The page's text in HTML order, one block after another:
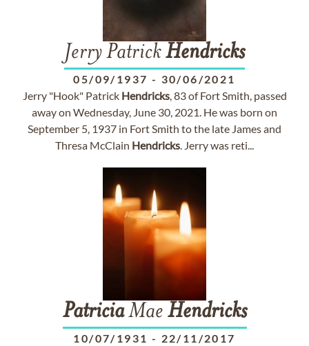
Jerry PatrickHendricks
05/09/1937 - 30/06/2021
Jerry "Hook" Patrick Hendricks, 83 of Fort Smith, passed
away on Wednesday, June 30, 2021. He was born on
September 5, 1937 in Fort Smith to the late James and
Thresa McClain Hendricks. Jerry was reti...
PatriciaMae Hendricks
10/07/1931 - 22/11/2017